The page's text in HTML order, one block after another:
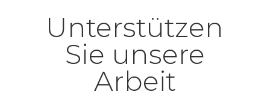
Unterstützen
Sie unsere
Arbeit